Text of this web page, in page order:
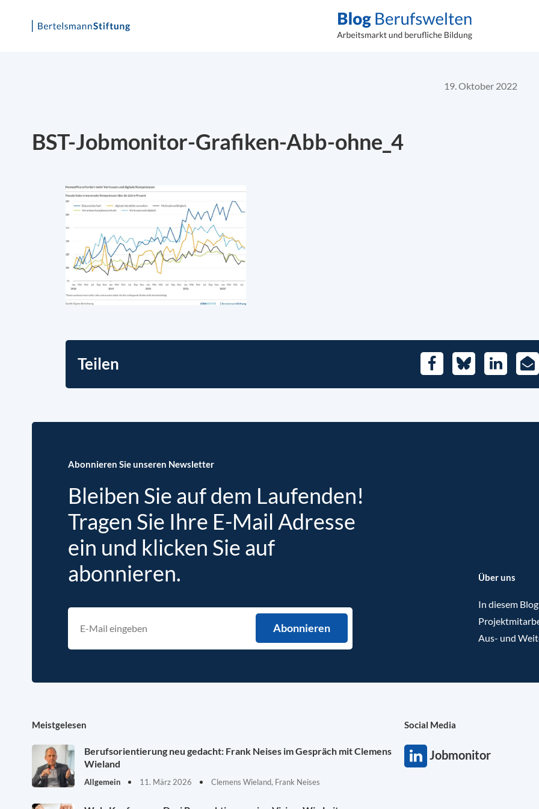
19. Oktober 2022
BST-Jobmonitor-Grafiken-Abb-ohne_4
Teilen FacebookBlueskyLinkedIn
E-
Abonnieren Sie unseren Newsletter
Bleiben Sie auf dem Laufenden!
Tragen Sie Ihre E-Mail Adresse
ein und klicken Sie auf
abonnieren.
Über uns
In diesem
Aus- und
Meistgelesen
Berufsorientierung neu gedacht: Frank Neises im Gespräch mit Clemens
Wieland
Allgemein 11. März 2026 Clemens Wieland, Frank Neises
Social Media
Jobmonitor